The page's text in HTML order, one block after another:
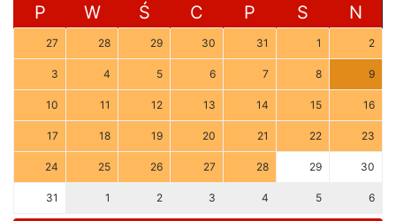
P W Ś C P S N
27 28 29 30 31 1 2
3 4 5 6 7 8 9
10 11 12 13 14 15 16
17 18 19 20 21 22 23
24 25 26 27 28 29 30
31 1 2 3 4 5 6